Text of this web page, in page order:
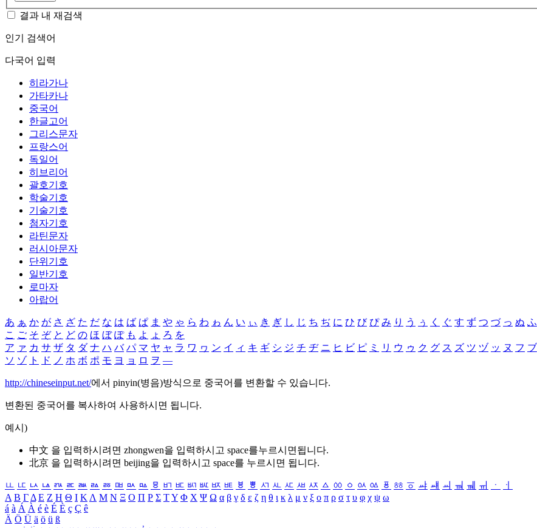
결과 내 재검색
인기 검색어
다국어 입력
히라가나
가타카나
중국어
한글고어
그리스문자
프랑스어
독일어
히브리어
괄호기호
학술기호
기술기호
첨자기호
라틴문자
러시아문자
단위기호
일반기호
로마자
아랍어
あ ぁ か が さ ざ た だ な は ば ぱ ま や ゃ ら わ ゎ ん い ぃ き ぎ し じ ち ぢ に ひ び ぴ み り う ぅ く ぐ す ず つ づ っ ぬ ふ
こ ご そ ぞ と ど の ほ ぼ ぽ も よ ょ ろ を
ア ァ カ サ ザ タ ダ ナ ハ バ パ マ ヤ ャ ラ ワ ヮ ン イ ィ キ ギ シ ジ チ ヂ ニ ヒ ビ ピ ミ リ ウ ゥ ク グ ス ズ ツ ヅ ッ ヌ フ ブ
ソ ゾ ト ド ノ ホ ボ ポ モ ヨ ョ ロ ヲ ―
http://chineseinput.net/에서 pinyin(병음)방식으로 중국어를 변환할 수 있습니다.
변환된 중국어를 복사하여 사용하시면 됩니다.
예시)
中文 을 입력하시려면 zhongwen을 입력하시고 space를누르시면됩니다.
北京 을 입력하시려면 beijing을 입력하시고 space를 누르시면 됩니다.
ㅥ ㅦ ㅧ ㅨ ㅩ ㅪ ㅫ ㅬ ㅭ ㅮ ㅯ ㅰ ㅱ ㅲ ㅳ ㅴ ㅵ ㅶ ㅷ ㅸ ㅹ ㅺ ㅻ ㅼ ㅽ ㅾ ㅿ ㆀ ㆁ ㆂ ㆃ ㆄ ㆅ ㆆ ㆇ ㆈ ㆉ ㆊ ㆋ ㆌ ㆍ
ㆎ
Α Β ΓΔ Ε Ζ Η Θ Ι ΚΛ Μ Ν Ξ Ο Π Ρ Σ ΤΥ Φ Χ Ψ Ω α β γ δ ε ζ η θ ι κ λ μ ν ξ ο π ρ σ τ υ φ χ ψ ω
á à Á À é è É È ç Ç ê
Ä Ö Ü ä ö ü ß